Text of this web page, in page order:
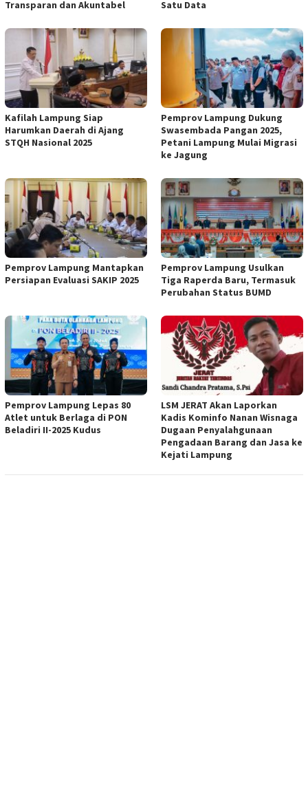
Transparan dan Akuntabel Satu Data
Kafilah Lampung Siap
Harumkan Daerah di Ajang
STQH Nasional 2025
Pemprov Lampung Dukung
Swasembada Pangan 2025,
Petani Lampung Mulai Migrasi
ke Jagung
Pemprov Lampung Mantapkan
Persiapan Evaluasi SAKIP 2025
Pemprov Lampung Usulkan
Tiga Raperda Baru, Termasuk
Perubahan Status BUMD
Pemprov Lampung Lepas 80
Atlet untuk Berlaga di PON
Beladiri II-2025 Kudus
LSM JERAT Akan Laporkan
Kadis Kominfo Nanan Wisnaga
Dugaan Penyalahgunaan
Pengadaan Barang dan Jasa ke
Kejati Lampung